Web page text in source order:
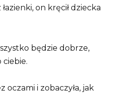
on kręcił dziecka
będzie dobrze,
ciebie.
oczami i zobaczyła, jak